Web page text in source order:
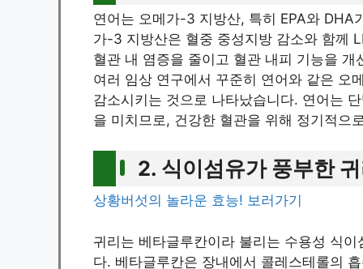
연어는 오메가-3 지방산, 특히 EPA와 DHA
가-3 지방산은 혈중 중성지방 감소와 함께
혈관 내 염증을 줄이고 혈관 내피 기능을
여러 임상 연구에서 꾸준히 연어와 같은 오
감소시키는 것으로 나타났습니다. 연어는
을 미치므로, 건강한 혈관을 위해 정기적으
2. 식이섬유가 풍부한
상황버섯의 놀라운 효능! 보러가기
귀리는 베타글루칸이라 불리는 수용성 식
다. 베타글루칸은 장내에서 콜레스테롤의